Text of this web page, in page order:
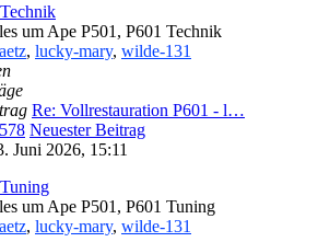
um Ape P501, P601 Technik
, lucky-mary, wilde-131
Re: Vollrestauration P601 - l…
Neuester Beitrag
Juni 2026, 15:11
um Ape P501, P601 Tuning
, lucky-mary, wilde-131